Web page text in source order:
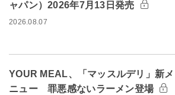
ャパン）2026年7月13日発売
2026.08.07
YOUR MEAL、「マッスルデリ」新メ
ニュー 罪悪感ないラーメン登場